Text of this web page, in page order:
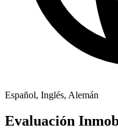
Español, Inglés, Alemán
Evaluación